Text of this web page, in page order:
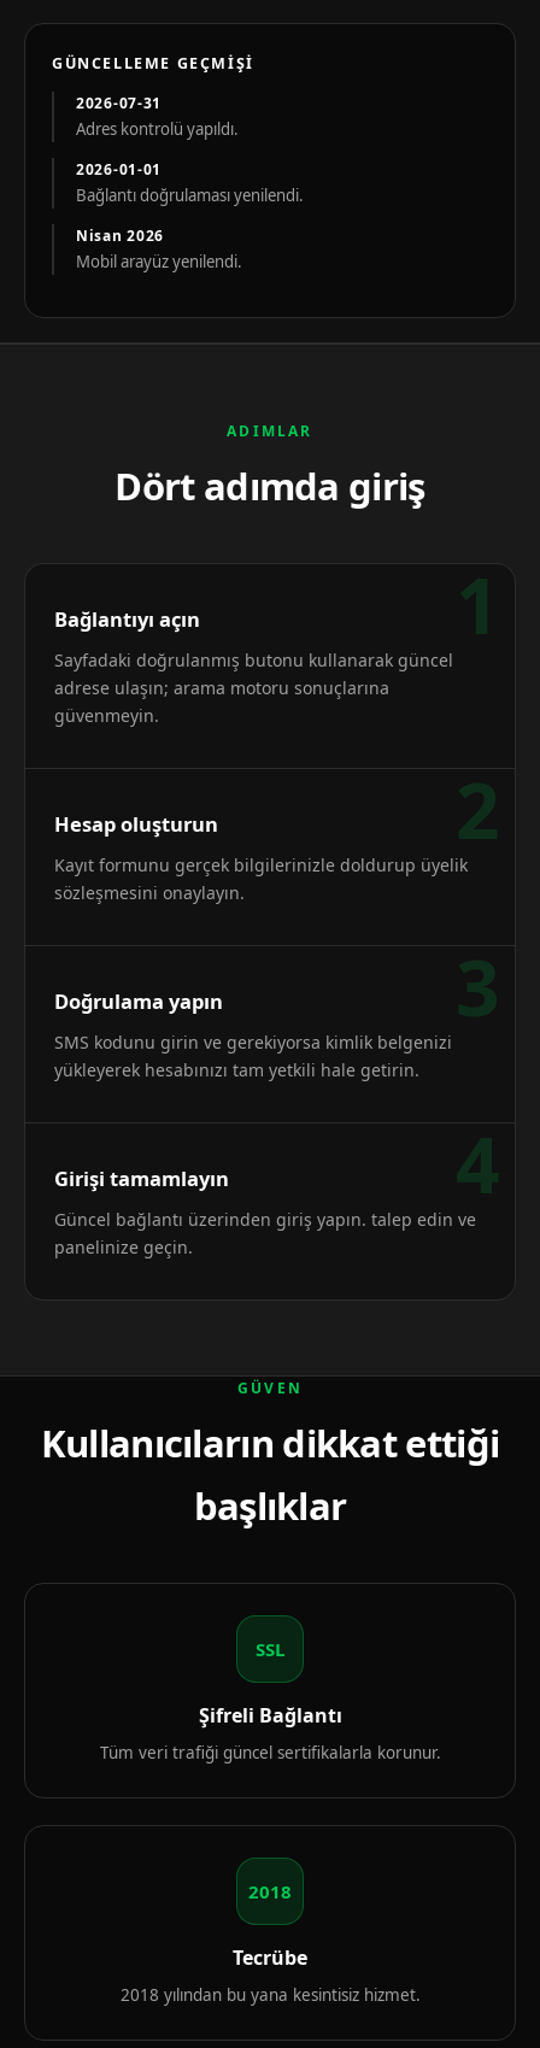
GÜNCELLEME GEÇMIŞI
2026-07-31
Adres kontrolü yapıldı.
2026-01-01
Bağlantı doğrulaması yenilendi.
Nisan 2026
Mobil arayüz yenilendi.
ADIMLAR
Dört adımda giriş
1
Bağlantıyı açın
Sayfadaki doğrulanmış butonu kullanarak güncel
adrese ulaşın; arama motoru sonuçlarına
güvenmeyin.
2
Hesap oluşturun
Kayıt formunu gerçek bilgilerinizle doldurup üyelik
sözleşmesini onaylayın.
3
Doğrulama yapın
SMS kodunu girin ve gerekiyorsa kimlik belgenizi
yükleyerek hesabınızı tam yetkili hale getirin.
4
Girişi tamamlayın
Güncel bağlantı üzerinden giriş yapın. talep edin ve
panelinize geçin.
GÜVEN
Kullanıcıların dikkat ettiği
başlıklar
SSL
Şifreli Bağlantı
Tüm veri trafiği güncel sertifikalarla korunur.
2018
Tecrübe
2018 yılından bu yana kesintisiz hizmet.